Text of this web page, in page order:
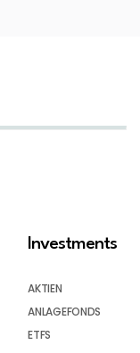
Investments
AKTIEN
ANLAGEFONDS
ETFS